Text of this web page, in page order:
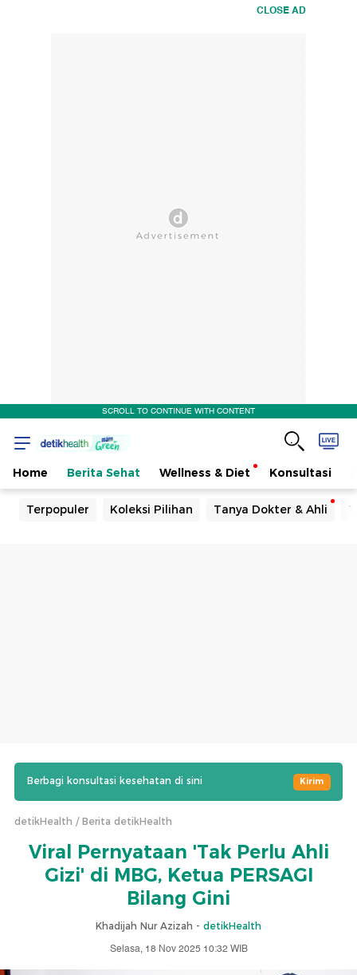
CLOSE AD
SCROLL TO CONTINUE WITH CONTENT
Home Berita Sehat Wellness & Diet Konsultasi
Terpopuler Koleksi Pilihan Tanya Dokter & Ahli
Berbagi konsultasi kesehatan di sini Kirim
detikHealth Berita detikHealth
Viral Pernyataan 'Tak Perlu Ahli
Gizi' di MBG, Ketua PERSAGI
Bilang Gini
Khadijah Nur Azizah - detikHealth
Selasa, 18 Nov 2025 10:32 WIB